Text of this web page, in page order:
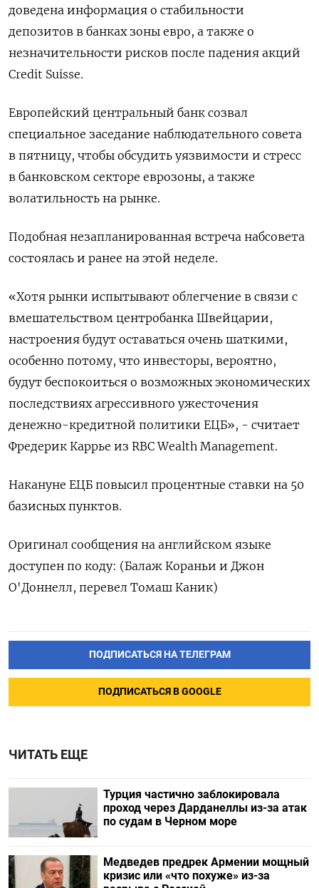
доведена информация о стабильности
депозитов в банках зоны евро, а также о
незначительности рисков после падения акций
Credit Suisse.
Европейский центральный банк созвал
специальное заседание наблюдательного совета
в пятницу, чтобы обсудить уязвимости и стресс
в банковском секторе еврозоны, а также
волатильность на рынке.
Подобная незапланированная встреча набсовета
состоялась и ранее на этой неделе.
«Хотя рынки испытывают облегчение в связи с
вмешательством центробанка Швейцарии,
настроения будут оставаться очень шаткими,
особенно потому, что инвесторы, вероятно,
будут беспокоиться о возможных экономических
последствиях агрессивного ужесточения
денежно-кредитной политики ЕЦБ», - считает
Фредерик Каррье из RBC Wealth Management.
Накануне ЕЦБ повысил процентные ставки на 50
базисных пунктов.
Оригинал сообщения на английском языке
доступен по коду: (Балаж Кораньи и Джон
О'Доннелл, перевел Томаш Каник)
ПОДПИСАТЬСЯ НА ТЕЛЕГРАМ
ПОДПИСАТЬСЯ В GOOGLE
ЧИТАТЬ ЕЩЕ
Турция частично заблокировала
проход через Дарданеллы из-за атак
по судам в Черном море
Медведев предрек Армении мощный
кризис или «что похуже» из-за